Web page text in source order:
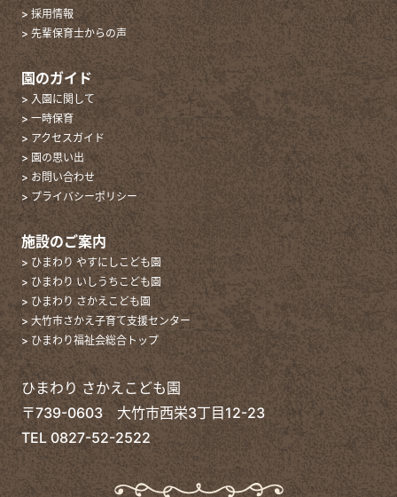
> 採用情報
> 先輩保育士からの声
園のガイド
> 入園に関して
> 一時保育
> アクセスガイド
> 園の思い出
> お問い合わせ
> プライバシーポリシー
施設のご案内
> ひまわり やすにしこども園
> ひまわり いしうちこども園
> ひまわり さかえこども園
> 大竹市さかえ子育て支援センター
> ひまわり福祉会総合トップ
ひまわり さかえこども園
〒739-0603 大竹市西栄3丁目12-23
TEL0827-52-2522